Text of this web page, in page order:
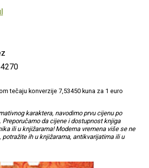
tečaju konverzije 7,53450 kuna za 1 euro
karaktera, navodimo prvu cijenu po
da cijene i dostupnost knjiga
ili u knjižarama! Moderna vremena više se ne
potražite ih u knjižarama, antikvarijatima ili u